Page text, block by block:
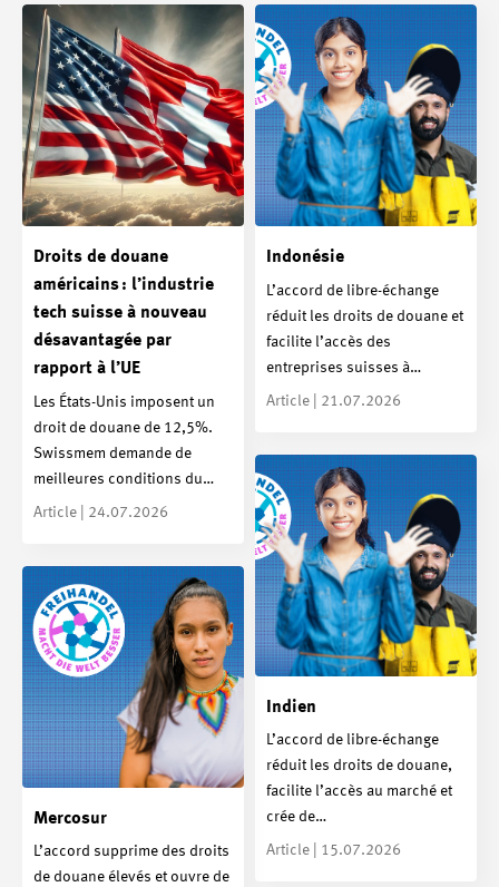
Droits de douane
américains : l’industrie
tech suisse à nouveau
désavantagée par
rapport à l’UE
Les États-Unis imposent un
droit de douane de 12,5%.
Swissmem demande de
meilleures conditions du…
Article | 24.07.2026
Indonésie
L’accord de libre-échange
réduit les droits de douane et
facilite l’accès des
entreprises suisses à…
Article | 21.07.2026
Indien
L’accord de libre-échange
réduit les droits de douane,
facilite l’accès au marché et
crée de…
Article | 15.07.2026
Mercosur
L’accord supprime des droits
de douane élevés et ouvre de